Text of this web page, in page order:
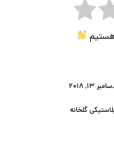
۱۳, ۲۰۱۸
گلخانه